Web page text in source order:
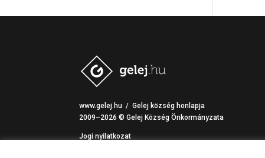
www.gelej.hu / Gelej község honlapja
2009–2026 © Gelej Község Önkormányzata
Jogi nyilatkozat